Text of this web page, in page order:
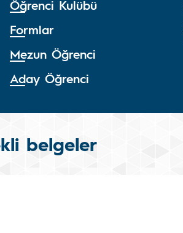
Öğrenci Kulübü
Formlar
Mezun Öğrenci
Aday Öğrenci
belgeler